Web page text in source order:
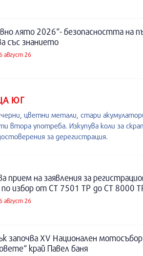
лято 2026“- безопасността на
със знанието
август 26
ЮГ
черни, цветни метали, стари
втора употреба. Изкупува коли за
за дерегистрация.
прием на заявления за
избор от СТ 7501 ТР до СТ 8000
август 26
започва XV Национален
край Павел баня